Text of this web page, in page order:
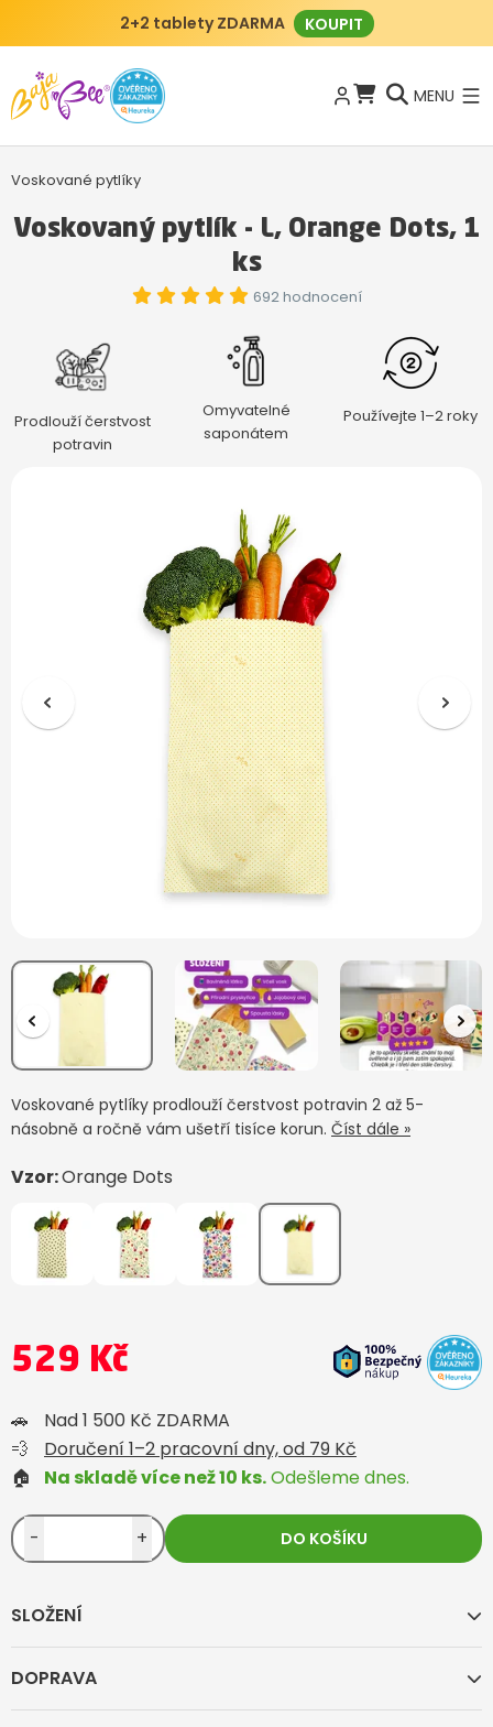
2+2 tablety ZDARMA KOUPIT
MENU
SLOŽENÍ
DOPRAVA
Voskované pytlíky
Voskovaný pytlík - L, Orange Dots, 1
ks
692 hodnocení
Prodlouží čerstvost
potravin
Omyvatelné
saponátem
Používejte 1–2 roky
Voskované pytlíky prodlouží čerstvost potravin 2 až 5-
násobně a ročně vám ušetří tisíce korun. Číst dále »
Vzor:Orange Dots
529 Kč
🚗
Nad 1 500 Kč ZDARMA
💨
Doručení 1–2 pracovní dny, od 79 Kč
🏠
Na skladě více než 10 ks.Odešleme dnes.
- + DO KOŠÍKU